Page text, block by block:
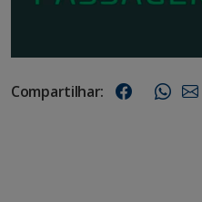
Compartilhar: